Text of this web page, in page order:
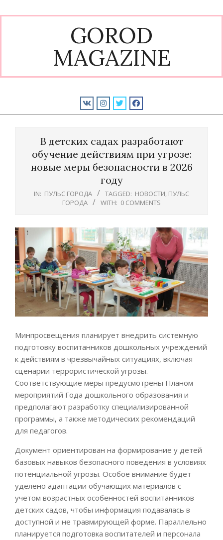
to
GOROD
MAGAZINE
В детских садах разработают
обучение действиям при угрозе:
новые меры безопасности в 2026
году
IN: ПУЛЬС ГОРОДА TAGGED: НОВОСТИ, ПУЛЬС
ГОРОДА
WITH: 0 COMMENTS
Минпросвещения планирует внедрить системную
подготовку воспитанников дошкольных учреждений
к действиям в чрезвычайных ситуациях, включая
сценарии террористической угрозы.
Соответствующие меры предусмотрены Планом
мероприятий Года дошкольного образования и
предполагают разработку специализированной
программы, а также методических рекомендаций
для педагогов.
Документ ориентирован на формирование у детей
базовых навыков безопасного поведения в условиях
потенциальной угрозы. Особое внимание будет
уделено адаптации обучающих материалов с
учетом возрастных особенностей воспитанников
детских садов, чтобы информация подавалась в
доступной и не травмирующей форме. Параллельно
планируется подготовка воспитателей и персонала